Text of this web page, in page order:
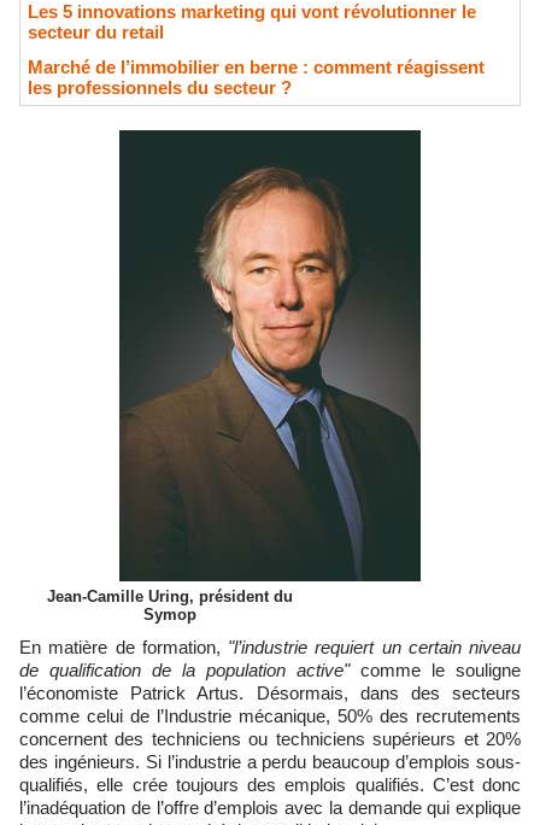
Les 5 innovations marketing qui vont révolutionner le
secteur du retail
Marché de l’immobilier en berne : comment réagissent
les professionnels du secteur ?
Jean-Camille Uring, président du
Symop
En matière de formation, "l’industrie requiert un certain niveau
de qualification de la population active"comme le souligne
l’économiste Patrick Artus. Désormais, dans des secteurs
comme celui de l’Industrie mécanique, 50% des recrutements
concernent des techniciens ou techniciens supérieurs et 20%
des ingénieurs. Si l’industrie a perdu beaucoup d’emplois sous-
qualifiés, elle crée toujours des emplois qualifiés. C’est donc
l’inadéquation de l’offre d’emplois avec la demande qui explique